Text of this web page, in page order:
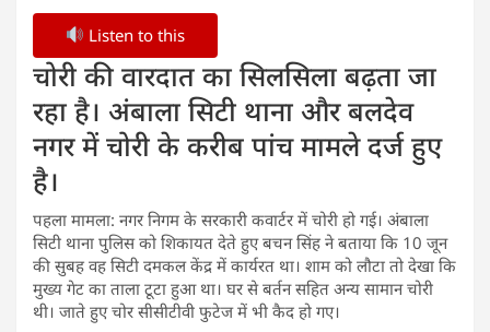
Listen to this
चोरी की वारदात का सिलसिला बढ़ता जा
रहा है। अंबाला सिटी थाना और बलदेव
नगर में चोरी के करीब पांच मामले दर्ज हुए
है।
पहला मामला: नगर निगम के सरकारी कवार्टर में चोरी हो गई। अंबाला
सिटी थाना पुलिस को शिकायत देते हुए बचन सिंह ने बताया कि 10 जून
की सुबह वह सिटी दमकल केंद्र में कार्यरत था। शाम को लौटा तो देखा कि
मुख्य गेट का ताला टूटा हुआ था। घर से बर्तन सहित अन्य सामान चोरी
थी। जाते हुए चोर सीसीटीवी फुटेज में भी कैद हो गए।